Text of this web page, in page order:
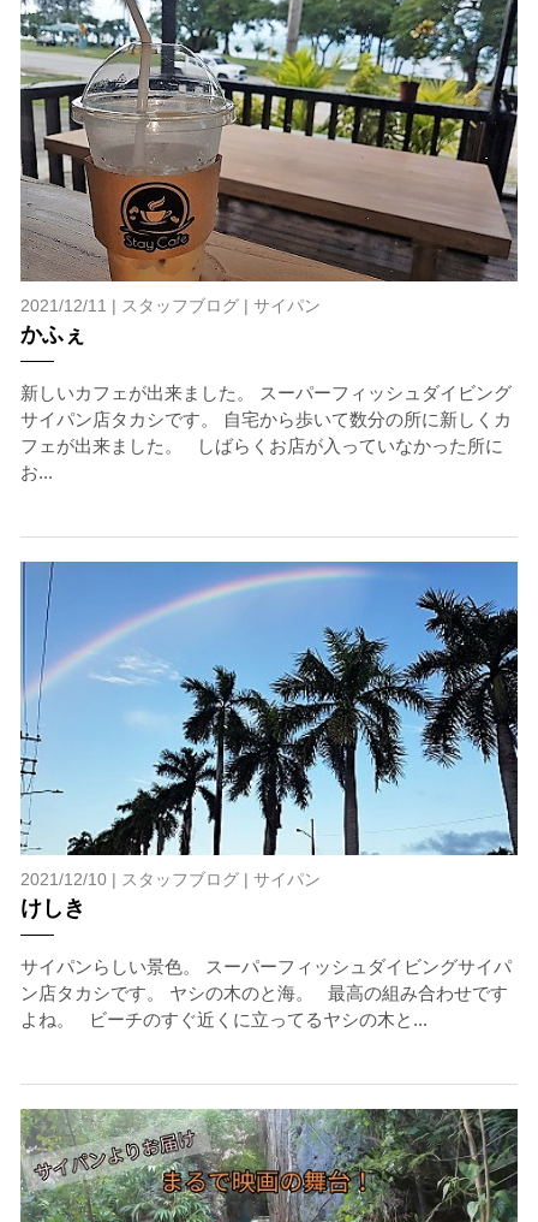
2021/12/11 | スタッフブログ| サイパン
かふぇ
新しいカフェが出来ました。 スーパーフィッシュダイビング
サイパン店タカシです。 自宅から歩いて数分の所に新しくカ
フェが出来ました。 しばらくお店が入っていなかった所に
お...
2021/12/10 | スタッフブログ| サイパン
けしき
サイパンらしい景色。 スーパーフィッシュダイビングサイパ
ン店タカシです。 ヤシの木のと海。 最高の組み合わせです
よね。 ビーチのすぐ近くに立ってるヤシの木と...